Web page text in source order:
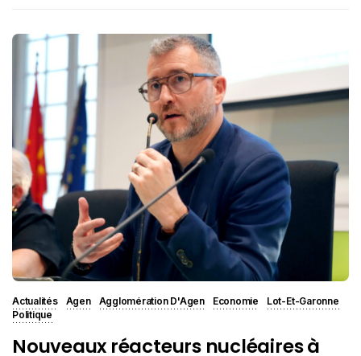
Actualités Agen Agglomération D'Agen Economie
Lot-Et-Garonne
Politique
Nouveaux réacteurs nucléaires à